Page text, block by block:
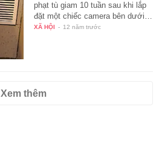
phạt tù giam 10 tuần sau khi lắp
đặt một chiếc camera bên dưới…
XÃ HỘI - 12 năm trước
Xem thêm